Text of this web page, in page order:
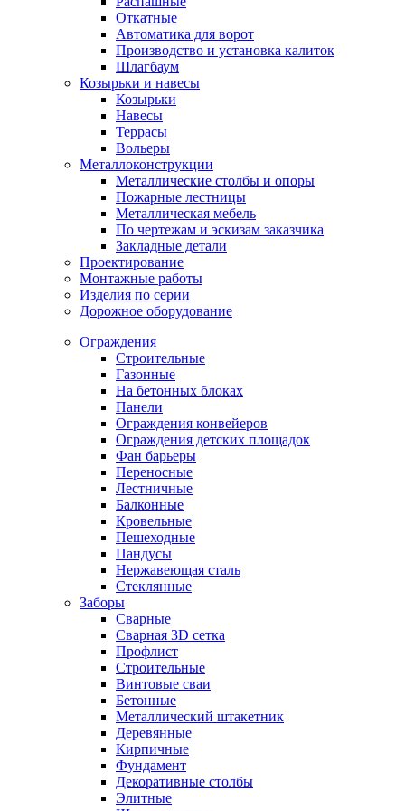
Откатные
Автоматика для ворот
Производство и установка калиток
Шлагбаум
Козырьки и навесы
Козырьки
Навесы
Террасы
Вольеры
Металлоконструкции
Металлические столбы и опоры
Пожарные лестницы
Металлическая мебель
По чертежам и эскизам заказчика
Закладные детали
Проектирование
Монтажные работы
Изделия по серии
Дорожное оборудование
Ограждения
Строительные
Газонные
На бетонных блоках
Панели
Ограждения конвейеров
Ограждения детских площадок
Фан барьеры
Переносные
Лестничные
Балконные
Кровельные
Пешеходные
Пандусы
Нержавеющая сталь
Стеклянные
Заборы
Сварные
Сварная 3D сетка
Профлист
Строительные
Винтовые сваи
Бетонные
Металлический штакетник
Деревянные
Кирпичные
Фундамент
Декоративные столбы
Элитные